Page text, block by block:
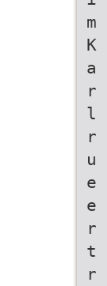
K
a
r
l
r
u
e
r
t
r